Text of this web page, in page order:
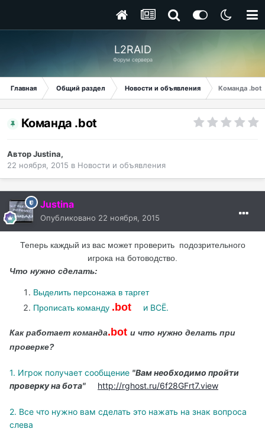
L2RAID
Форум сервера
Главная Общий раздел Новости и объявления Команда .bot
Команда .bot
АвторJustina,
22 ноября, 2015 в Новости и объявления
Justina
Опубликовано 22 ноября, 2015
Теперь каждый из вас может проверить подозрительного
игрока на ботоводство.
Что нужно сделать:
Выделить персонажа в таргет
Прописать команду .bot и ВСЁ.
Как работает команда.bot и что нужно делать при
проверке?
1. Игрок получает сообщение "Вам необходимо пройти
проверку на бота"
http://rghost.ru/6f28GFrt7.view
2. Все что нужно вам сделать это нажать на знак вопроса
слева